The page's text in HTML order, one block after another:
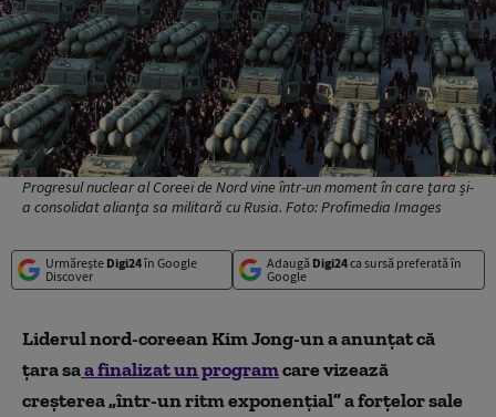
Progresul nuclear al Coreei de Nord vine într-un moment în care țara și-
a consolidat alianța sa militară cu Rusia. Foto: Profimedia Images
Urmărește Digi24în Google
Discover
Adaugă Digi24ca sursă preferată în
Google
Liderul nord-coreean Kim Jong-un a anunţat că
ţara saa finalizat un programcare vizează
creşterea „într-un ritm exponenţial” a forţelor sale